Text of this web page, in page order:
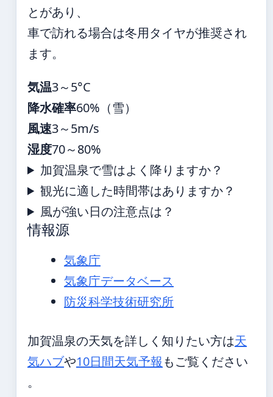
とがあり、
車で訪れる場合は冬用タイヤが推奨され
ます。
気温3～5°C
降水確率60%（雪）
風速3～5m/s
湿度70～80%
加賀温泉で雪はよく降りますか？
観光に適した時間帯はありますか？
風が強い日の注意点は？
情報源
気象庁
気象庁データベース
防災科学技術研究所
加賀温泉の天気を詳しく知りたい方は天
気ハブや10日間天気予報もご覧ください
。